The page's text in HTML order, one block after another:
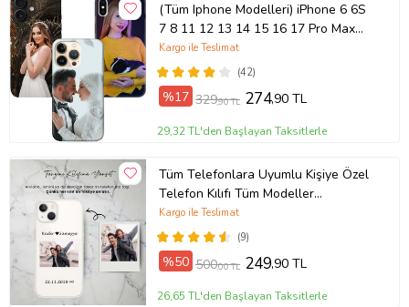
(Tüm Iphone Modelleri) iPhone 6 6S
7 8 11 12 13 14 15 16 17 Pro Max
Plus Mini Kişiye Özel Resimli
Fotoğraflı Kılıf(42)
Kargo ile Teslimat
%17 329,90 TL 274,90 TL
29,32 TL'den Başlayan Taksitlerle
Tüm Telefonlara Uyumlu Kişiye Özel
Telefon Kılıfı Tüm Modeller
Açıklamada
(9)
Kargo ile Teslimat
%50 500,00 TL 249,90 TL
26,65 TL'den Başlayan Taksitlerle